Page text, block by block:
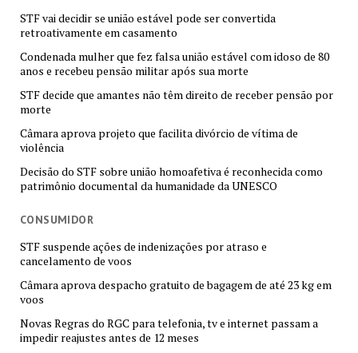
STF vai decidir se união estável pode ser convertida
retroativamente em casamento
Condenada mulher que fez falsa união estável com idoso de 80
anos e recebeu pensão militar após sua morte
STF decide que amantes não têm direito de receber pensão por
morte
Câmara aprova projeto que facilita divórcio de vítima de
violência
Decisão do STF sobre união homoafetiva é reconhecida como
patrimônio documental da humanidade da UNESCO
CONSUMIDOR
STF suspende ações de indenizações por atraso e
cancelamento de voos
Câmara aprova despacho gratuito de bagagem de até 23 kg em
voos
Novas Regras do RGC para telefonia, tv e internet passam a
impedir reajustes antes de 12 meses